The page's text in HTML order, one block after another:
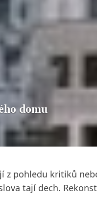
domu
z pohledu kritiků
tají dech.